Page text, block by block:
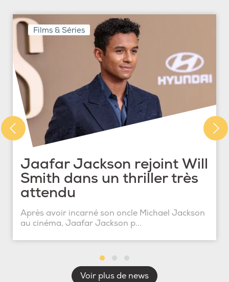
Films & Séries
Jaafar Jackson rejoint Will
Smith dans un thriller très
attendu
Après avoir incarné son oncle Michael Jackson
au cinéma, Jaafar Jackson p...
Voir plus de news